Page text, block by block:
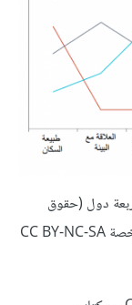
أربعة دول (حقوق
النشر لجامعة رايس Rice ، OpenStax، تحت الرخصة CC BY-NC-SA